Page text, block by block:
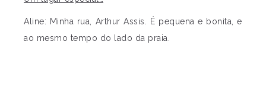
Aline: Minha rua, Arthur Assis. É pequena e bonita, e
ao mesmo tempo do lado da praia.